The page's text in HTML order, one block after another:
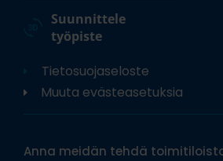
Suunnittele
työpiste
Tietosuojaseloste
Muuta evästeasetuksia
Anna meidän tehdä